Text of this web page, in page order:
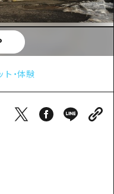
ト
皆さま
ト・体験